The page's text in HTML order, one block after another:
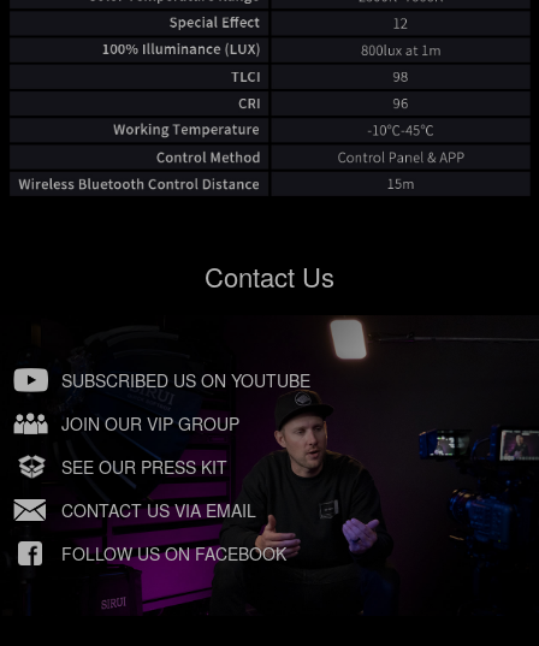
Contact Us
SUBSCRIBED US ON YOUTUBE
JOIN OUR VIP GROUP
SEE OUR PRESS KIT
CONTACT US VIA EMAIL
FOLLOW US ON FACEBOOK